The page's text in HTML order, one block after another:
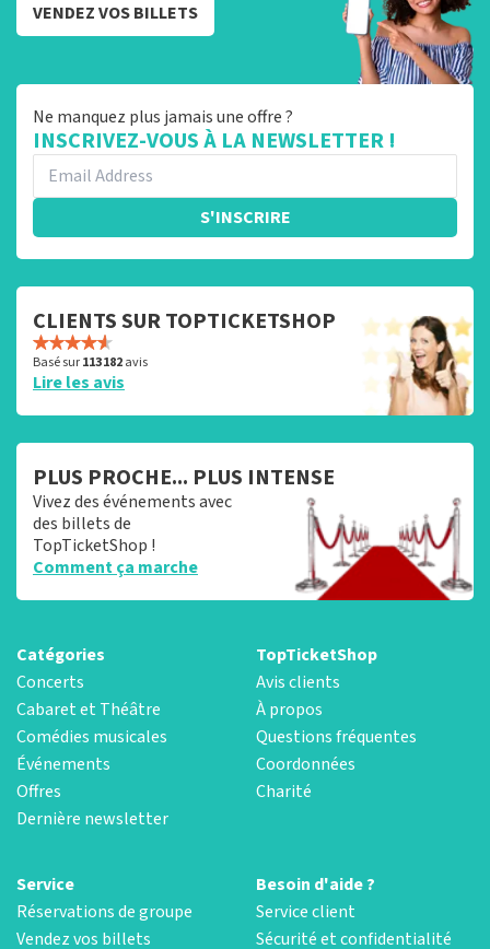
VENDEZ VOS BILLETS
Ne manquez plus jamais une offre ?
INSCRIVEZ-VOUS À LA NEWSLETTER !
S'INSCRIRE
CLIENTS SUR TOPTICKETSHOP
Basé sur113 182avis
Lire les avis
PLUS PROCHE... PLUS INTENSE
Vivez des événements avec
des billets de
TopTicketShop !
Comment ça marche
Catégories
Concerts
Cabaret et Théâtre
Comédies musicales
Événements
Offres
Dernière newsletter
TopTicketShop
Avis clients
À propos
Questions fréquentes
Coordonnées
Charité
Service
Réservations de groupe
Vendez vos billets
Besoin d'aide ?
Service client
Sécurité et confidentialité